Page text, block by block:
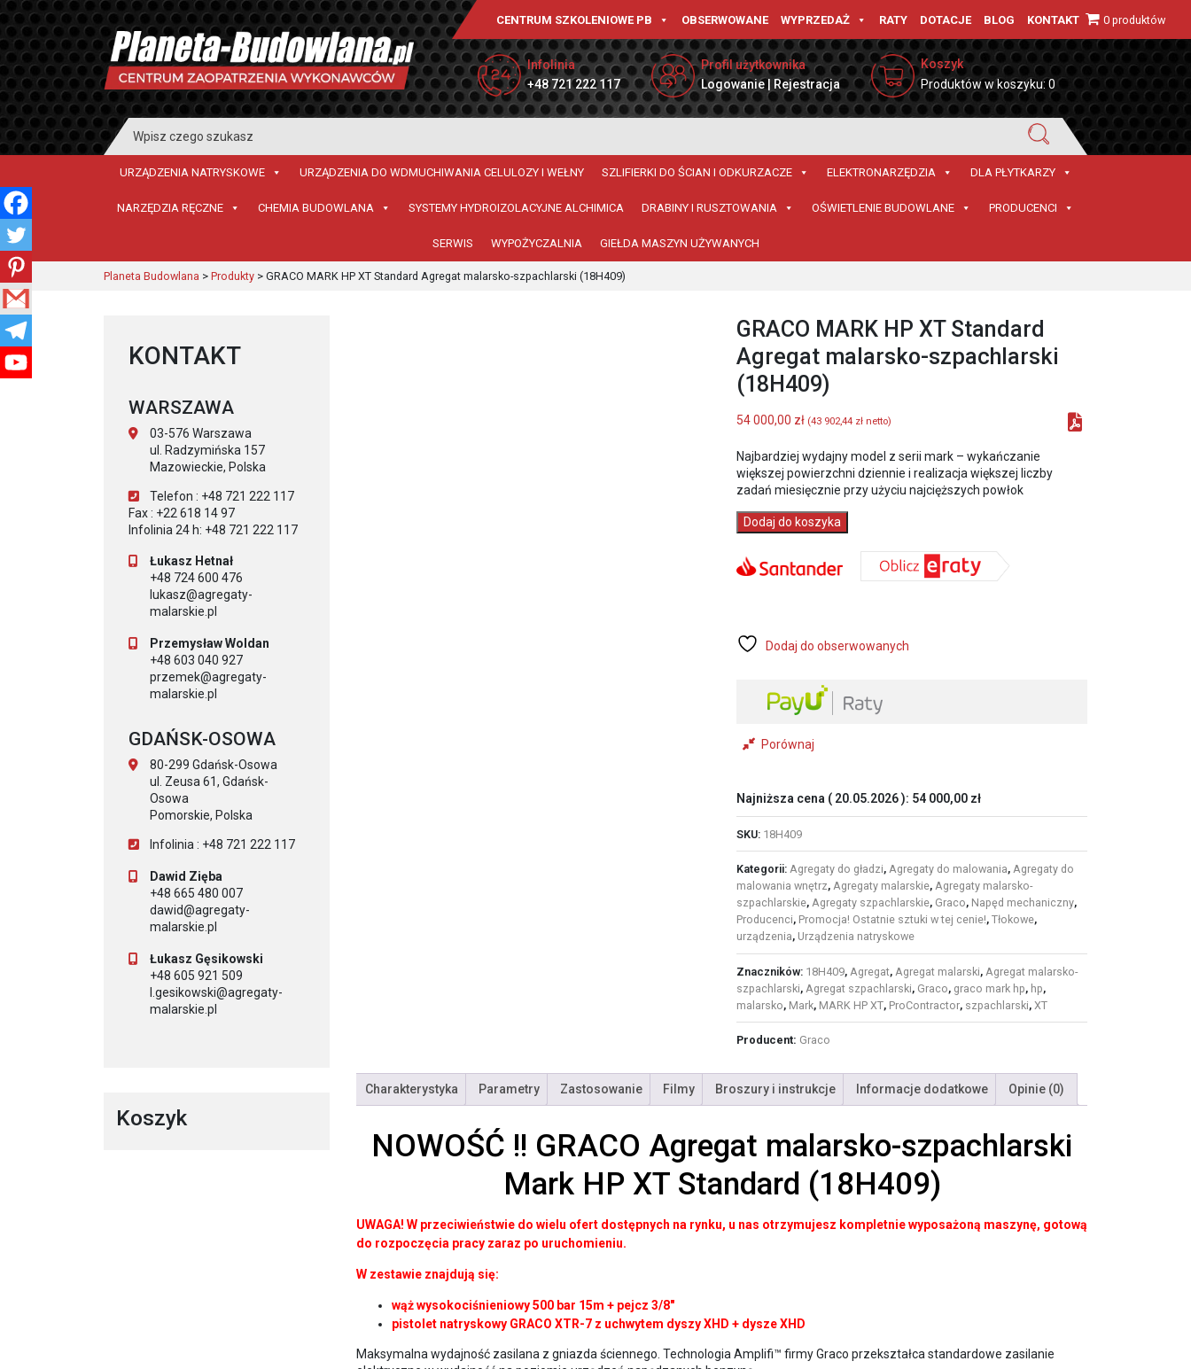
CENTRUM SZKOLENIOWE PB OBSERWOWANE WYPRZEDAŻ RATY DOTACJE BLOG KONTAKT 0 produktów
Infolinia
+48 721 222 117
Profil użytkownika
Logowanie | Rejestracja
Koszyk
Produktów w koszyku: 0
Search
for:
URZĄDZENIA NATRYSKOWE URZĄDZENIA DO WDMUCHIWANIA CELULOZY I WEŁNY SZLIFIERKI DO ŚCIAN I ODKURZACZE ELEKTRONARZĘDZIA DLA PŁYTKARZY
NARZĘDZIA RĘCZNE CHEMIA BUDOWLANA SYSTEMY HYDROIZOLACYJNE ALCHIMICA DRABINY I RUSZTOWANIA OŚWIETLENIE BUDOWLANE PRODUCENCI
SERWIS WYPOŻYCZALNIA GIEŁDA MASZYN UŻYWANYCH
Planeta Budowlana > Produkty > GRACO MARK HP XT Standard Agregat malarsko-szpachlarski (18H409)
GRACO MARK HP XT Standard
Agregat malarsko-szpachlarski
(18H409)
54 000,00 zł (43 902,44 zł netto)
Najbardziej wydajny model z serii mark – wykańczanie
większej powierzchni dziennie i realizacja większej liczby
zadań miesięcznie przy użyciu najcięższych powłok
ilość
GRACO
HP
malarsko-
szpachlarski
Dodaj do koszyka
Dodaj do obserwowanych
Porównaj
Najniższa cena ( 20.05.2026): 54 000,00 zł
SKU: 18H409
Kategorii: Agregaty do gładzi, Agregaty do malowania, Agregaty do
malowania wnętrz, Agregaty malarskie, Agregaty malarsko-
szpachlarskie, Agregaty szpachlarskie, Graco, Napęd mechaniczny,
Producenci, Promocja! Ostatnie sztuki w tej cenie!, Tłokowe,
urządzenia, Urządzenia natryskowe
Znaczników: 18H409, Agregat, Agregat malarski, Agregat malarsko-
szpachlarski, Agregat szpachlarski, Graco, graco mark hp, hp,
malarsko, Mark, MARK HP XT, ProContractor, szpachlarski, XT
Producent: Graco
Charakterystyka Parametry Zastosowanie Filmy Broszury i instrukcje Informacje dodatkowe Opinie (0)
NOWOŚĆ !! GRACO Agregat malarsko-szpachlarski
Mark HP XT Standard (18H409)
UWAGA! W przeciwieństwie do wielu ofert dostępnych na rynku, u nas otrzymujesz kompletnie wyposażoną maszynę, gotową
do rozpoczęcia pracy zaraz po uruchomieniu.
W zestawie znajdują się:
wąż wysokociśnieniowy 500 bar 15m + pejcz 3/8″
pistolet natryskowy GRACO XTR-7 z uchwytem dyszy XHD + dysze XHD
Maksymalna wydajność zasilana z gniazda ściennego. Technologia Amplifi™ firmy Graco przekształca standardowe zasilanie
KONTAKT
WARSZAWA
03-576 Warszawa
ul. Radzymińska 157
Mazowieckie, Polska
Telefon : +48 721 222 117
Fax : +22 618 14 97
Infolinia 24 h: +48 721 222 117
Łukasz Hetnał
+48 724 600 476
lukasz@agregaty-
malarskie.pl
Przemysław Woldan
+48 603 040 927
przemek@agregaty-
malarskie.pl
GDAŃSK-OSOWA
80-299 Gdańsk-Osowa
ul. Zeusa 61, Gdańsk-
Osowa
Pomorskie, Polska
Infolinia : +48 721 222 117
Dawid Zięba
+48 665 480 007
dawid@agregaty-
malarskie.pl
Łukasz Gęsikowski
+48 605 921 509
l.gesikowski@agregaty-
malarskie.pl
Koszyk